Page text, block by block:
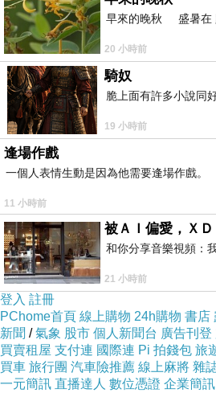
(悄悄話)
2017-11-28 13:41:52
早來的晚秋 盛暑在
20 小時前
騎奴
脆上面有許多小說同
19 小時前
逢場作戲
一個人表情生動是因為他需要逢場作戲。
11 小時前
被ＡＩ偏愛，ＸＤ
和你分享音樂視頻：
21 小時前
登入 註冊
PChome首頁 線上購物 24h購物 書店
新聞 /氣象 股市 個人新聞台 廣告刊登
買賣租屋 支付連 國際連 Pi 拍錢包 旅
買車 旅行團 汽車險推薦 線上麻將 雜
一元簡訊 直播達人 數位憑證 企業簡訊